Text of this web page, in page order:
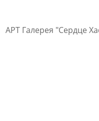
АРТ Галерея "Сердце